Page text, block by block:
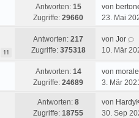
Antworten: 15
Zugriffe: 29660
von
23. Mai
11
Antworten: 217
Zugriffe: 375318
von Jor
10. Mär
Antworten: 14
Zugriffe: 24689
von
3. Mär
Antworten: 8
Zugriffe: 18755
von
30. Sep